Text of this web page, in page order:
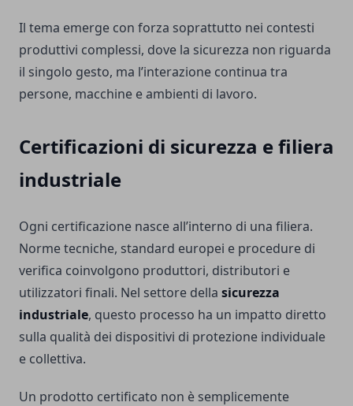
Il tema emerge con forza soprattutto nei contesti
produttivi complessi, dove la sicurezza non riguarda
il singolo gesto, ma l’interazione continua tra
persone, macchine e ambienti di lavoro.
Certificazioni di sicurezza e filiera
industriale
Ogni certificazione nasce all’interno di una filiera.
Norme tecniche, standard europei e procedure di
verifica coinvolgono produttori, distributori e
utilizzatori finali. Nel settore della sicurezza
industriale, questo processo ha un impatto diretto
sulla qualità dei dispositivi di protezione individuale
e collettiva.
Un prodotto certificato non è semplicemente